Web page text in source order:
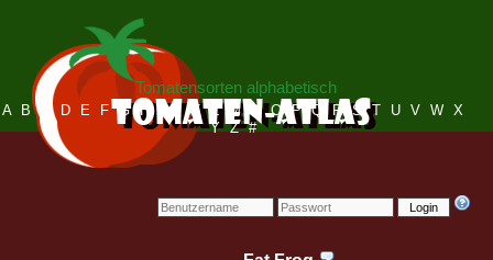
Login
Tomatensorten alphabetisch
A B C D E F G H I J K L M N O P Q R S T U V W X
Y Z #